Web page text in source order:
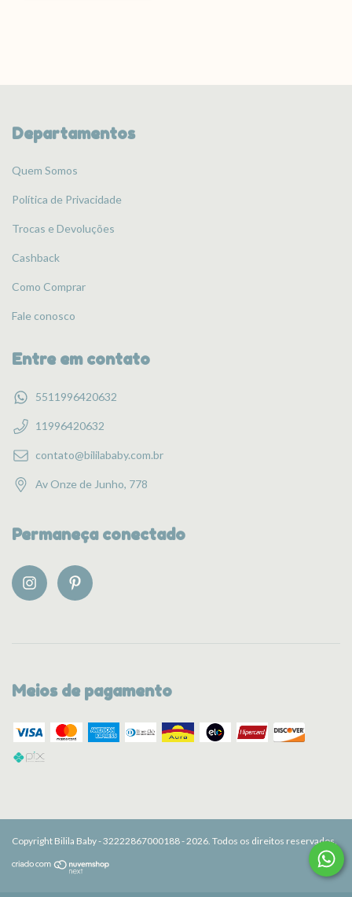
Departamentos
Quem Somos
Política de Privacidade
Trocas e Devoluções
Cashback
Como Comprar
Fale conosco
Entre em contato
5511996420632
11996420632
contato@bililababy.com.br
Av Onze de Junho, 778
Permaneça conectado
Meios de pagamento
Copyright Bilila Baby - 32222867000188 - 2026. Todos os direitos reservados.